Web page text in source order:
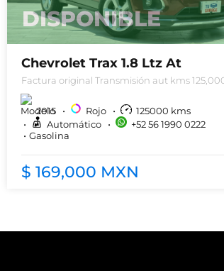
DISPONIBLE
Chevrolet Trax 1.8 Ltz At
Factura original Transmisión aut kms
2015 Rojo 125000 kms
Automático
+52 56 1990 0222
Gasolina
$ 169,000 MXN